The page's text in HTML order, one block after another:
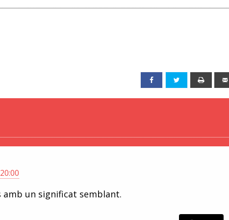
Facebook Twitter
un significat semblant.